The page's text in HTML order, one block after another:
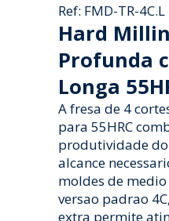
Ref: FMD-TR-4C.L
Hard
Profunda
Longa
A fresa de 4
para 55HRC
produtividade
alcance
moldes de
versao padrao
extra permite